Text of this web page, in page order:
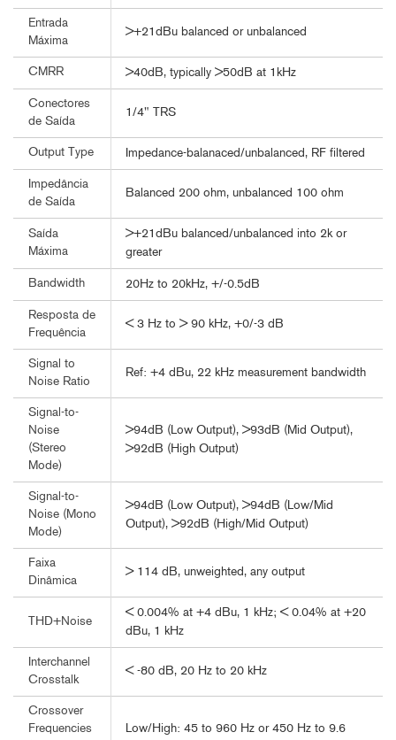
Entrada
Máxima
>+21dBu balanced or unbalanced
CMRR >40dB, typically >50dB at 1kHz
Conectores
de Saída
1/4" TRS
Output Type Impedance-balanaced/unbalanced, RF filtered
Impedância
de Saída
Balanced 200 ohm, unbalanced 100 ohm
Saída
Máxima
>+21dBu balanced/unbalanced into 2k or
greater
Bandwidth 20Hz to 20kHz, +/-0.5dB
Resposta de
Frequência
< 3 Hz to > 90 kHz, +0/-3 dB
Signal to
Noise Ratio
Ref: +4 dBu, 22 kHz measurement bandwidth
Signal-to-
Noise
(Stereo
Mode)
>94dB (Low Output), >93dB (Mid Output),
>92dB (High Output)
Signal-to-
Noise (Mono
Mode)
>94dB (Low Output), >94dB (Low/Mid
Output), >92dB (High/Mid Output)
Faixa
Dinâmica
> 114 dB, unweighted, any output
THD+Noise
< 0.004% at +4 dBu, 1 kHz; < 0.04% at +20
dBu, 1 kHz
Interchannel
Crosstalk
< -80 dB, 20 Hz to 20 kHz
Crossover
Frequencies
Low/High: 45 to 960 Hz or 450 Hz to 9.6